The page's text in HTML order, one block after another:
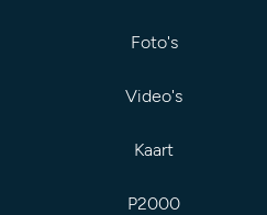
Foto's
Video's
Kaart
P2000